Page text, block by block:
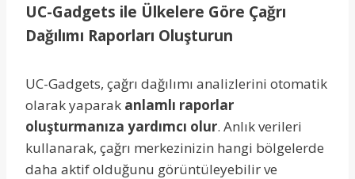
UC-Gadgets ile Ülkelere Göre Çağrı
Dağılımı Raporları Oluşturun
UC-Gadgets, çağrı dağılımı analizlerini otomatik
olarak yaparak anlamlı raporlar
oluşturmanıza yardımcı olur. Anlık verileri
kullanarak, çağrı merkezinizin hangi bölgelerde
daha aktif olduğunu görüntüleyebilir ve